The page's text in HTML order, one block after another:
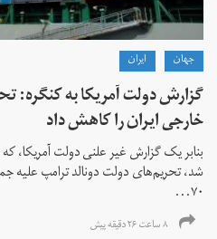
جهان ايران
خارجی ایران را کاهش داد
بنابر یک گزارش غیر علنی دولت آمریکا، که
۷۰...
۸ ساعت ۲۶ دقیقه پیش